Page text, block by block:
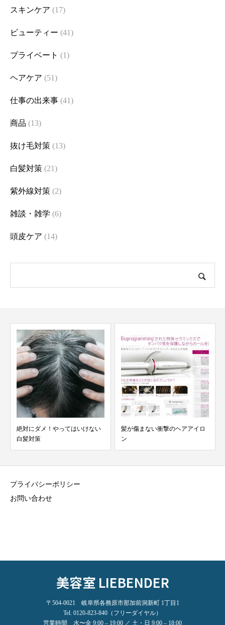
スキンケア (17)
ビューティー (41)
プライベート (1)
ヘアケア (51)
仕事の出来事 (41)
商品 (13)
抜け毛対策 (13)
白髪対策 (21)
紫外線対策 (2)
雑談・雑学 (6)
頭皮ケア (14)
髪が傷まない衝撃のヘアアイロ
ン
著書「白髪は防げる！」の紹介･
解説 その①
プライバシーポリシー
お問い合わせ
美容室 LIEBENDER
〒504-0021 岐阜県各務原市那加前洞新町 1丁目1
Tel. 0120-823-840（フリーダイヤル）
営業時間 水〜金 9:00 – 19:00 ／ 土・日 9:00 – 18:00